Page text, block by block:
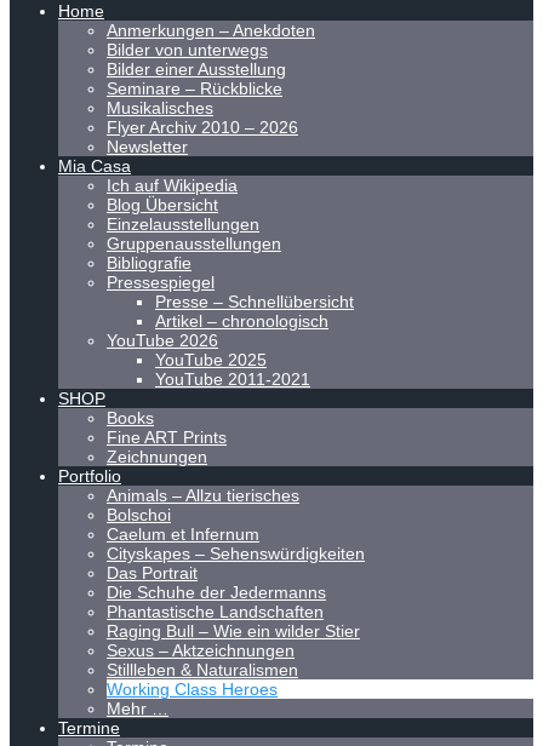
Home
Anmerkungen – Anekdoten
Bilder von unterwegs
Bilder einer Ausstellung
Seminare – Rückblicke
Musikalisches
Flyer Archiv 2010 – 2026
Newsletter
Mia Casa
Ich auf Wikipedia
Blog Übersicht
Einzelausstellungen
Gruppenausstellungen
Bibliografie
Pressespiegel
Presse – Schnellübersicht
Artikel – chronologisch
YouTube 2026
YouTube 2025
YouTube 2011-2021
SHOP
Books
Fine ART Prints
Zeichnungen
Portfolio
Animals – Allzu tierisches
Bolschoi
Caelum et Infernum
Cityskapes – Sehenswürdigkeiten
Das Portrait
Die Schuhe der Jedermanns
Phantastische Landschaften
Raging Bull – Wie ein wilder Stier
Sexus – Aktzeichnungen
Stillleben & Naturalismen
Working Class Heroes
Mehr …
Termine